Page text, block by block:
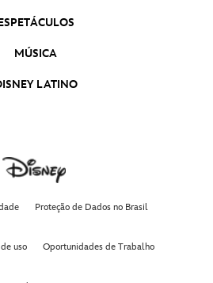
e Seus Amigos Espetaculares: Novos
MÚSICA
LATINO
Proteção de Dados no Brasil
uso Oportunidades de Trabalho